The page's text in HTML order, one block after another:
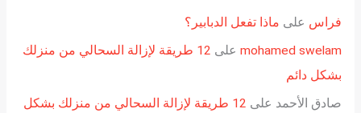
فراس على ماذا تفعل الدبابير؟
mohamed swelamعلى
12 طريقة لإزالة السحالي من منزلك
بشكل دائم
صادق الأحمد على
12 طريقة لإزالة السحالي من منزلك بشكل